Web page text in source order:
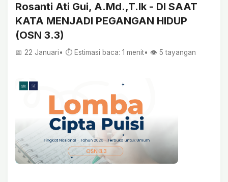
Rosanti Ati Gui, A.Md.,T.Ik - DI SAAT
KATA MENJADI PEGANGAN HIDUP
(OSN 3.3)
📅 22 Januari• ⏱ Estimasi baca: 1 menit• 👁️ 5 tayangan